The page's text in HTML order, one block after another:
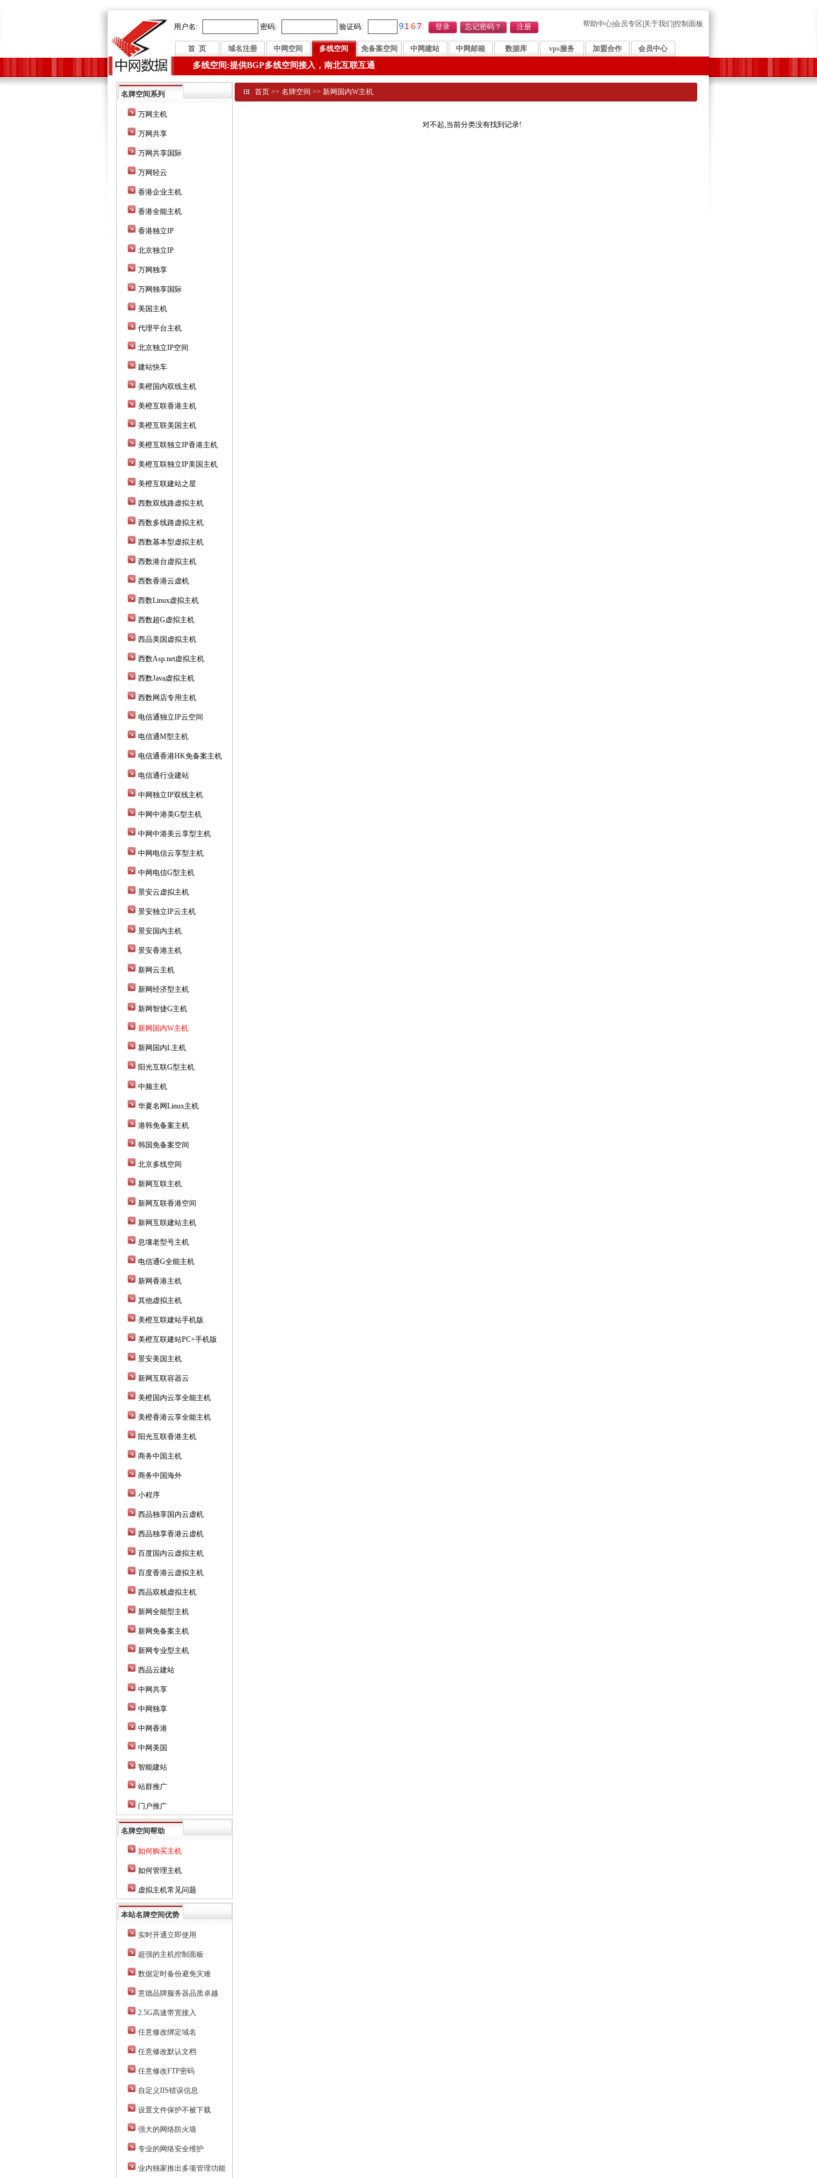
用户名: 密码: 验证码: 帮助中心|会员专区 关于我们 控制面板
首 页 域名注册 中网空间 多线空间 免备案空间 中网建站 中网邮箱 数据库 vps服务 加盟合作 会员中心
多线空间:提供BGP多线空间接入，南北互联互通
名牌空间系列
万网主机
万网共享
万网共享国际
万网轻云
香港企业主机
香港全能主机
香港独立IP
北京独立IP
万网独享
万网独享国际
美国主机
代理平台主机
北京独立IP空间
建站快车
美橙国内双线主机
美橙互联香港主机
美橙互联美国主机
美橙互联独立IP香港主机
美橙互联独立IP美国主机
美橙互联建站之星
西数双线路虚拟主机
西数多线路虚拟主机
西数基本型虚拟主机
西数港台虚拟主机
西数香港云虚机
西数Linux虚拟主机
西数超G虚拟主机
西品美国虚拟主机
西数Asp.net虚拟主机
西数Java虚拟主机
西数网店专用主机
电信通独立IP云空间
电信通M型主机
电信通香港HK免备案主机
电信通行业建站
中网独立IP双线主机
中网中港美G型主机
中网中港美云享型主机
中网电信云享型主机
中网电信G型主机
景安云虚拟主机
景安独立IP云主机
景安国内主机
景安香港主机
新网云主机
新网经济型主机
新网智捷G主机
新网国内W主机
新网国内L主机
阳光互联G型主机
中频主机
华夏名网Linux主机
港韩免备案主机
韩国免备案空间
北京多线空间
新网互联主机
新网互联香港空间
新网互联建站主机
息壤老型号主机
电信通G全能主机
新网香港主机
其他虚拟主机
美橙互联建站手机版
美橙互联建站PC+手机版
景安美国主机
新网互联容器云
美橙国内云享全能主机
美橙香港云享全能主机
阳光互联香港主机
商务中国主机
商务中国海外
小程序
西品独享国内云虚机
西品独享香港云虚机
百度国内云虚拟主机
百度香港云虚拟主机
西品双栈虚拟主机
新网全能型主机
新网免备案主机
新网专业型主机
西品云建站
中网共享
中网独享
中网香港
中网美国
智能建站
站群推广
门户推广
名牌空间帮助
如何购买主机
如何管理主机
虚拟主机常见问题
本站名牌空间优势
实时开通立即使用
超强的主机控制面板
数据定时备份避免灾难
意德品牌服务器品质卓越
2.5G高速带宽接入
任意修改绑定域名
任意修改默认文档
任意修改FTP密码
自定义IIS错误信息
设置文件保护不被下载
强大的网络防火墙
专业的网络安全维护
业内独家推出多项管理功能
首页>> 名牌空间 >> 新网国内W主机
对不起,当前分类没有找到记录!